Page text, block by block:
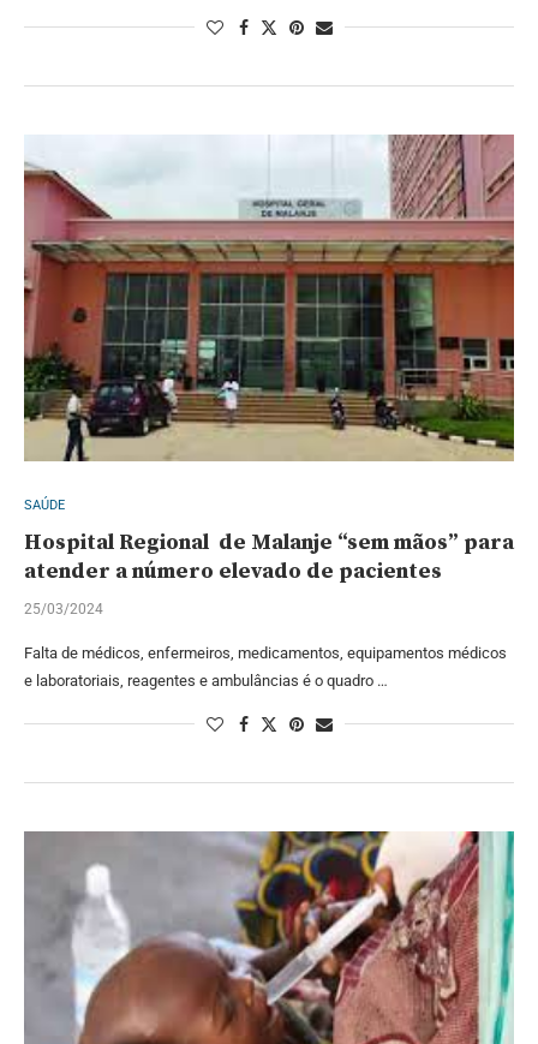
SAÚDE
Hospital Regional de Malanje “sem mãos” para
atender a número elevado de pacientes
25/03/2024
Falta de médicos, enfermeiros, medicamentos, equipamentos médicos
e laboratoriais, reagentes e ambulâncias é o quadro …